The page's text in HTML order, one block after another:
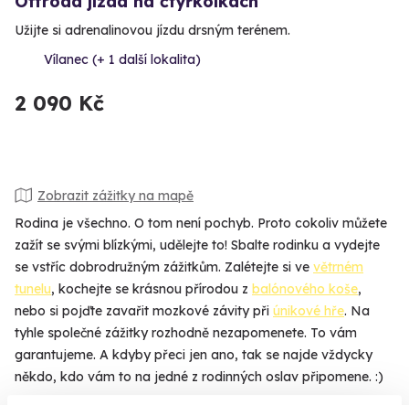
Užijte si adrenalinovou jízdu drsným terénem.
Vílanec (+ 1 další lokalita)
2 090 Kč
Zobrazit zážitky na mapě
Rodina je všechno. O tom není pochyb. Proto cokoliv můžete
zažít se svými blízkými, udělejte to! Sbalte rodinku a vydejte
se vstříc dobrodružným zážitkům. Zalétejte si ve větrném
tunelu, kochejte se krásnou přírodou z balónového koše,
nebo si pojďte zavařit mozkové závity při únikové hře. Na
tyhle společné zážitky rozhodně nezapomenete. To vám
garantujeme. A kdyby přeci jen ano, tak se najde vždycky
někdo, kdo vám to na jedné z rodinných oslav připomene. :)